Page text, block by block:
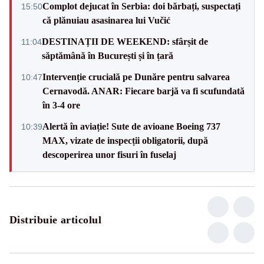
15:50Complot dejucat în Serbia: doi bărbați, suspectați
că plănuiau asasinarea lui Vučić
11:04DESTINAȚII DE WEEKEND: sfârșit de
săptămână în București și în țară
10:47Intervenție crucială pe Dunăre pentru salvarea
Cernavodă. ANAR: Fiecare barjă va fi scufundată
în 3-4 ore
10:39Alertă în aviație! Sute de avioane Boeing 737
MAX, vizate de inspecții obligatorii, după
descoperirea unor fisuri în fuselaj
Distribuie articolul